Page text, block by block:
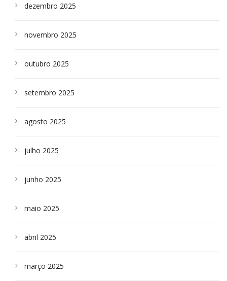
dezembro 2025
novembro 2025
outubro 2025
setembro 2025
agosto 2025
julho 2025
junho 2025
maio 2025
abril 2025
março 2025